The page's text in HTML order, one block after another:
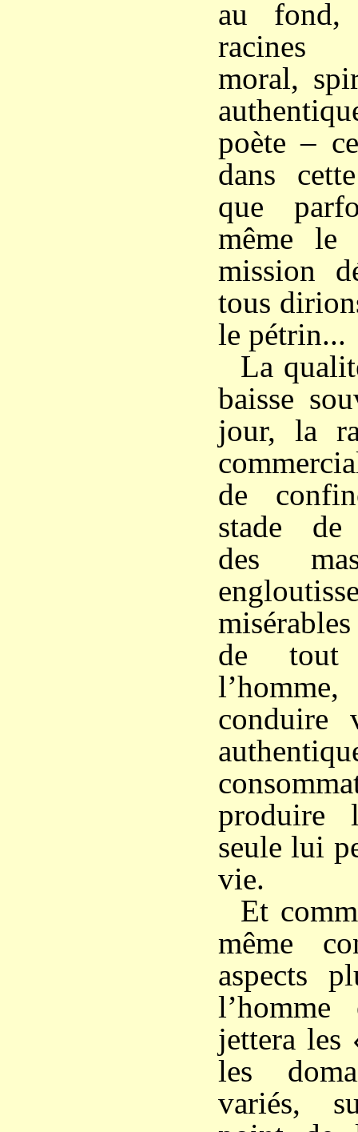
au fond,
racines
moral,
poète –
dans
que
même le
mission
tous
le pétrin...
La
baisse
jour, la
de
stade de
des
de tout
conduire
produire
seule lui
vie.
Et
même
aspects
jettera les
les
variés,